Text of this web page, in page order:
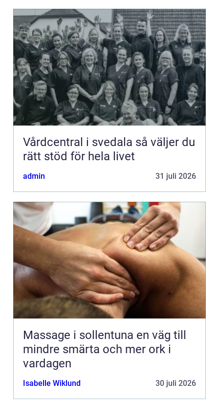
Vårdcentral i svedala så väljer du
rätt stöd för hela livet
admin 31 juli 2026
Massage i sollentuna en väg till
mindre smärta och mer ork i
vardagen
Isabelle Wiklund 30 juli 2026